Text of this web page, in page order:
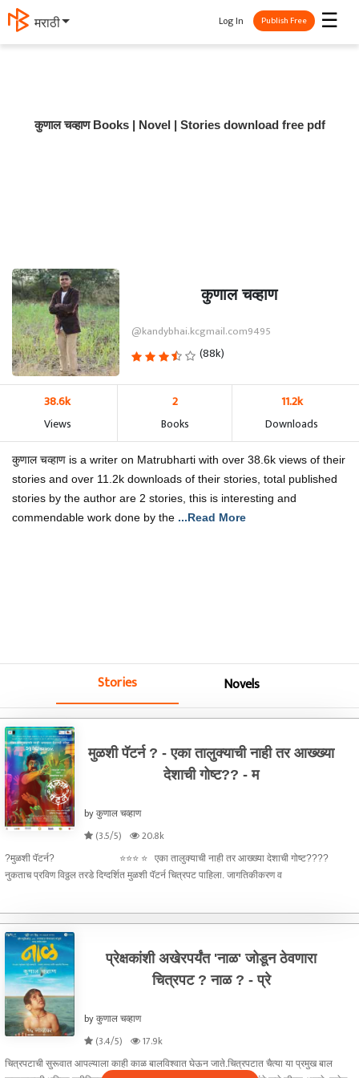
मराठी ☰
Log In Publish Free
कुणाल चव्हाण Books | Novel | Stories download free pdf
कुणाल चव्हाण
@kandybhai.kcgmail.com9495
(88k)
38.6k
Views
2
Books
11.2k
Downloads
कुणाल चव्हाण is a writer on Matrubharti with over 38.6k views of their
stories and over 11.2k downloads of their stories, total published
stories by the author are 2 stories, this is interesting and
commendable work done by the ...Read More
Stories Novels
मुळशी पॅटर्न ? - एका तालुक्याची नाही तर आख्ख्या
देशाची गोष्ट?? - म
by कुणाल चव्हाण
(3.5/5)
20.8k
?मुळशी पॅटर्न? ⭐⭐⭐ ⭐ एका तालुक्याची नाही तर आख्ख्या देशाची गोष्ट????
नुकताच प्रविण विठ्ठल तरडे दिग्दर्शित मुळशी पॅटर्न चित्रपट पाहिला. जागतिकीकरण व
प्रेक्षकांशी अखेरपर्यंत 'नाळ' जोडून ठेवणारा
चित्रपट ? नाळ ? - प्रे
by कुणाल चव्हाण
(3.4/5)
17.9k
चित्रपटाची सुरूवात आपल्याला काही काळ बालविश्वात घेऊन जाते.चित्रपटात चैत्या या प्रमुख बाल